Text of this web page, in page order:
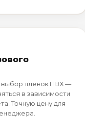
выбор плёнок ПВХ —
в зависимости
Точную цену для